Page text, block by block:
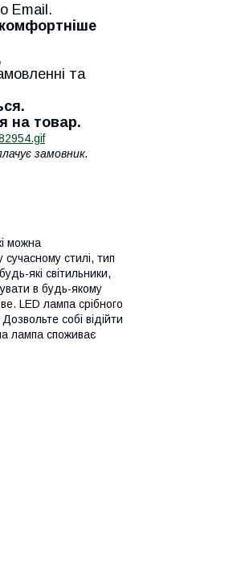
Email.
та
на товар.
замовник.
можна
стилі, тип
які світильники,
в будь-якому
LED лампа срібного
собі відійти
лампа споживає